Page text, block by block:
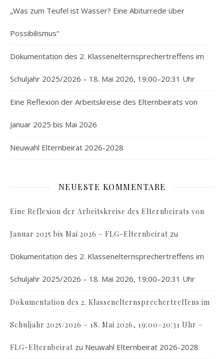
„Was zum Teufel ist Wasser? Eine Abiturrede über
Possibilismus“
Dokumentation des 2. Klassenelternsprechertreffens im
Schuljahr 2025/2026 – 18. Mai 2026, 19:00–20:31 Uhr
Eine Reflexion der Arbeitskreise des Elternbeirats von
Januar 2025 bis Mai 2026
Neuwahl Elternbeirat 2026-2028
NEUESTE KOMMENTARE
Eine Reflexion der Arbeitskreise des Elternbeirats von
Januar 2025 bis Mai 2026 – FLG-Elternbeirat zu
Dokumentation des 2. Klassenelternsprechertreffens im
Schuljahr 2025/2026 – 18. Mai 2026, 19:00–20:31 Uhr
Dokumentation des 2. Klassenelternsprechertreffens im
Schuljahr 2025/2026 – 18. Mai 2026, 19:00–20:31 Uhr –
FLG-Elternbeirat zu Neuwahl Elternbeirat 2026-2028